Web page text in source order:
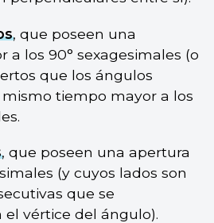
, que poseen una
a los 90° sexagesimales (o
que los ángulos
mismo tiempo mayor a los
, que poseen una apertura
(y cuyos lados son
que se
vértice del ángulo).